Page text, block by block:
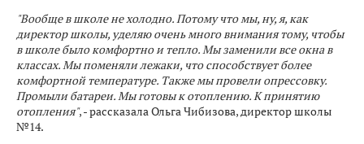
"Вообще в школе не холодно. Потому что мы, ну, я, как
директор школы, уделяю очень много внимания тому, чтобы
в школе было комфортно и тепло. Мы заменили все окна в
классах. Мы поменяли лежаки, что способствует более
комфортной температуре. Также мы провели опрессовку.
Промыли батареи. Мы готовы к отоплению. К принятию
отопления", - рассказала Ольга Чибизова, директор школы
№14.